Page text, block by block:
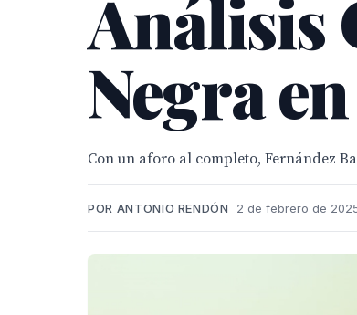
Análisis
Negra
Con un aforo al completo, Fernández
POR ANTONIO RENDÓN 2 de febrero de